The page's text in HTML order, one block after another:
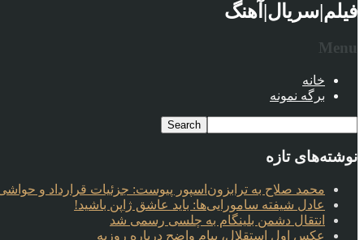
فیلم|سریال|آهنگ
Menu
خانه
برگه نمونه
نوشته‌های تازه
محمد صلاح به ترابزون‌اسپور پیوست: جزئیات قرارداد و حواشی
عادل شیفته سامورایی‌ها: باید عاشق ژاپن باشید!
انتقال دشمن بلینگام به چلسی رسمی شد
عکس اول استقلال، پیام واضح درباره روزبه